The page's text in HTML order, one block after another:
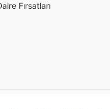
Fırsatları